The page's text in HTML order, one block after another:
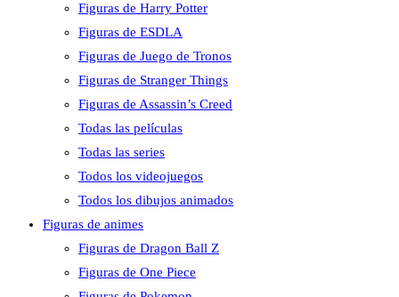
Figuras de Harry Potter
Figuras de ESDLA
Figuras de Juego de Tronos
Figuras de Stranger Things
Figuras de Assassin’s Creed
Todas las películas
Todas las series
Todos los videojuegos
Todos los dibujos animados
Figuras de animes
Figuras de Dragon Ball Z
Figuras de One Piece